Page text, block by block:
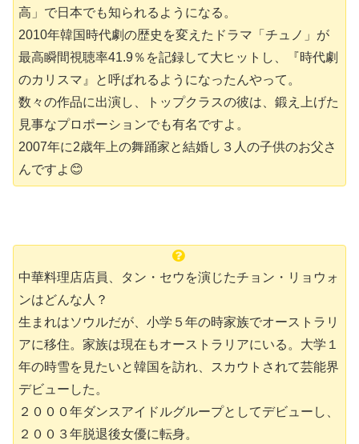
高」で日本でも知られるようになる。
2010年韓国時代劇の歴史を変えたドラマ「チュノ」が
最高瞬間視聴率41.9％を記録して大ヒットし、『時代劇
のカリスマ』と呼ばれるようになったんやって。
数々の作品に出演し、トップクラスの彼は、鍛え上げた
見事なプロポーションでも有名ですよ。
2007年に2歳年上の舞踊家と結婚し３人の子供のお父さ
んですよ😊
中華料理店店員、タン・セウを演じたチョン・リョウォ
ンはどんな人？
生まれはソウルだが、小学５年の時家族でオーストラリ
アに移住。家族は現在もオーストラリアにいる。大学１
年の時雪を見たいと韓国を訪れ、スカウトされて芸能界
デビューした。
２０００年ダンスアイドルグループとしてデビューし、
２００３年脱退後女優に転身。